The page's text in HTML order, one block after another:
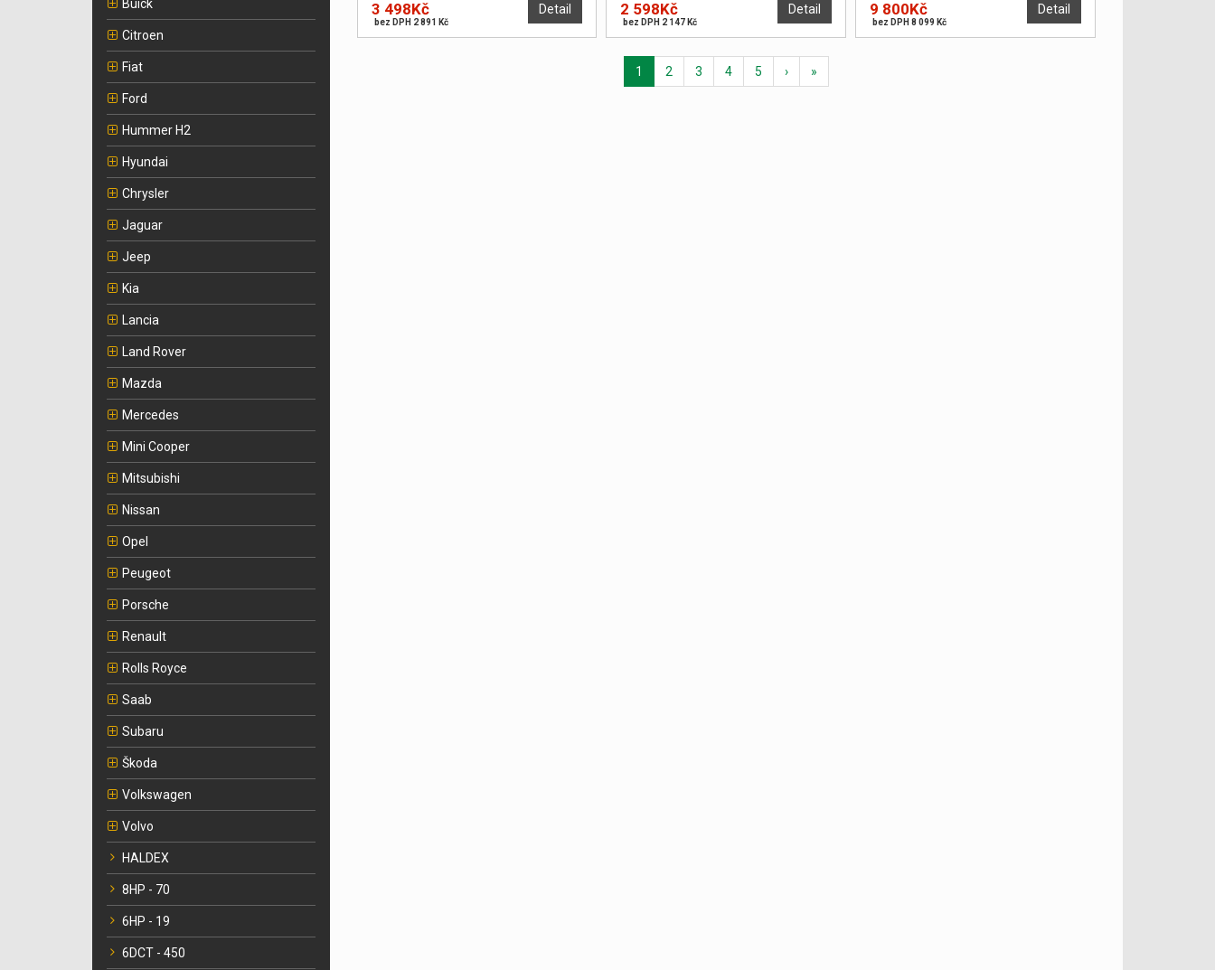
Buick
Citroen
Fiat
Ford
Hummer H2
Hyundai
Chrysler
Jaguar
Jeep
Kia
Lancia
Land Rover
Mazda
Mercedes
Mini Cooper
Mitsubishi
Nissan
Opel
Peugeot
Porsche
Renault
Rolls Royce
Saab
Subaru
Škoda
Volkswagen
Volvo
HALDEX
8HP - 70
6HP - 19
6DCT - 450
Detail
3 498Kč
bez DPH 2 891 Kč
Detail
2 598Kč
bez DPH 2 147 Kč
vyvážen. PO DOHODĚ JE MOŽNO
PROVÉST OPRAVU NA POČKÁNÍ.
Detail
9 800Kč
bez DPH 8 099 Kč
1 2 3 4 5 › »